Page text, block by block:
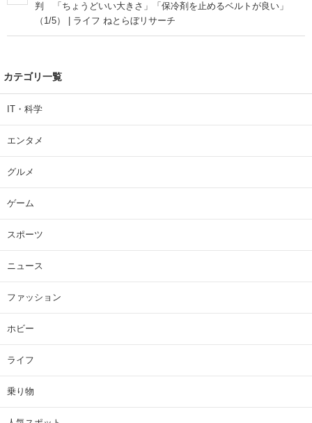
判 「ちょうどいい大きさ」「保冷剤を止めるベルトが良い」
（1/5） | ライフ ねとらぼリサーチ
カテゴリ一覧
IT・科学
エンタメ
グルメ
ゲーム
スポーツ
ニュース
ファッション
ホビー
ライフ
乗り物